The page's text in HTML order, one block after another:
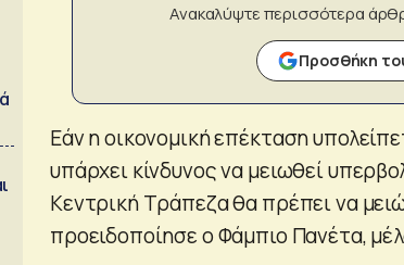
Ανακαλύψτε περισσότερα
Προσθήκη
Εάν η οικονομική επέκταση
υπάρχει κίνδυνος να μειωθεί
Κεντρική Τράπεζα θα πρέπει να
προειδοποίησε ο Φάμπιο Πανέτα,